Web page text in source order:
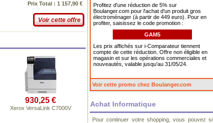
Prix Total : 1 157,90 €
Voir cette offre
930,25 €
Xerox VersaLink C7000V
Profitez d'une réduction de 5% sur
Boulanger.com pour l'achat d'un produit gros
électroménager (à partir de 449 euro). Pour en
profiter, saisissez le code promotion :
GAM5
Les prix affichés sur i-Comparateur tiennent
compte de cette réduction. Offre non éligible en
magasin et sur les opérations commerciales et
nouveautés, valable jusqu'au 31/05/24.
Voir cette promo chez Boulanger.com
Achat Informatique
Pour continuer votre shopping, vous pouvez si